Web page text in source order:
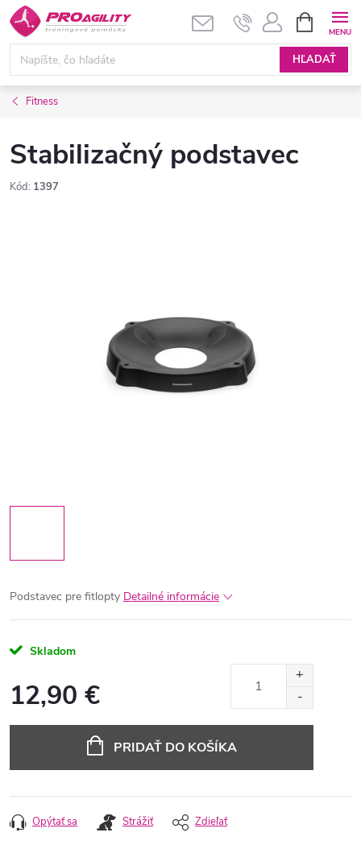
Prejsť
na
obsah
HĽADAŤ
KOŠÍK
Fitness
Stabilizačný podstavec
Kód: 1397
Podstavec pre fitlopty Detailné informácie
Skladom
12,90 €
PRIDAŤ DO KOŠÍKA
Opýtať sa Strážiť Zdieľať